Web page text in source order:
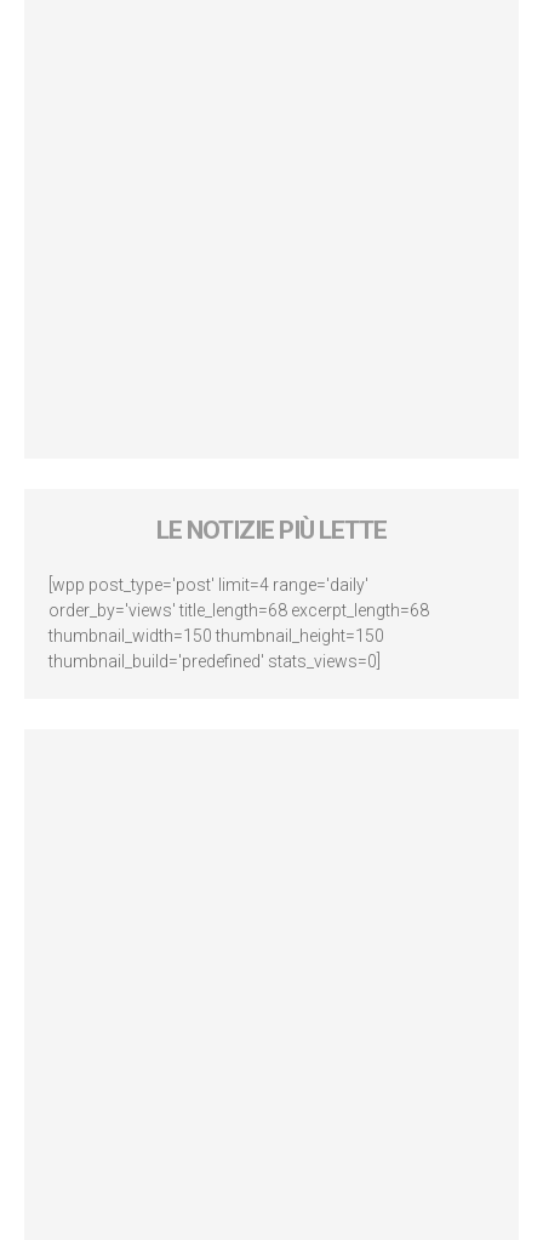
LE NOTIZIE PIÙ LETTE
[wpp post_type='post' limit=4 range='daily'
order_by='views' title_length=68 excerpt_length=68
thumbnail_width=150 thumbnail_height=150
thumbnail_build='predefined' stats_views=0]